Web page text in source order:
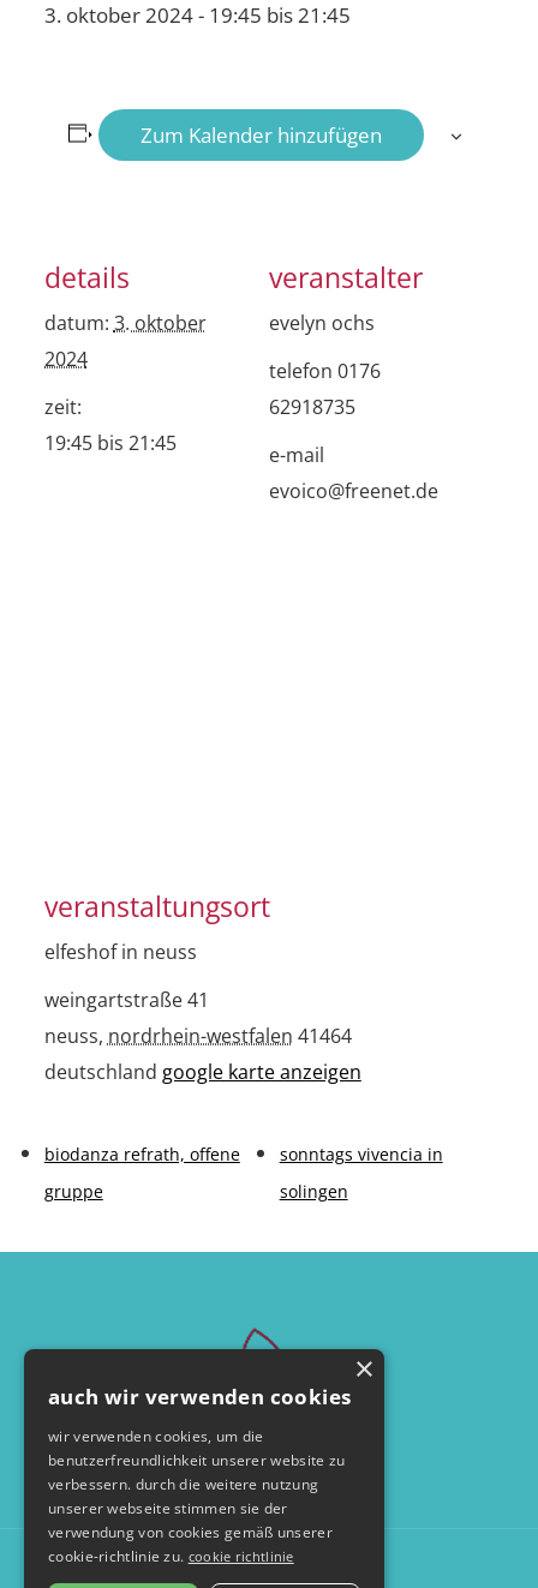
3. oktober 2024 - 19:45 bis21:45
Zum Kalender hinzufügen
details
datum: 3. oktober
2024
zeit:
19:45 bis 21:45
veranstalter
evelyn ochs
telefon 0176
62918735
e-mail
evoico@freenet.de
veranstaltungsort
elfeshof in neuss
weingartstraße 41
neuss, nordrhein-westfalen 41464
deutschland google karte anzeigen
biodanza refrath, offene
gruppe
sonntags vivencia in
solingen
×
auch wir verwenden cookies
wir verwenden cookies, um die
benutzerfreundlichkeit unserer website zu
verbessern. durch die weitere nutzung
unserer webseite stimmen sie der
verwendung von cookies gemäß unserer
cookie-richtlinie zu. cookie richtlinie